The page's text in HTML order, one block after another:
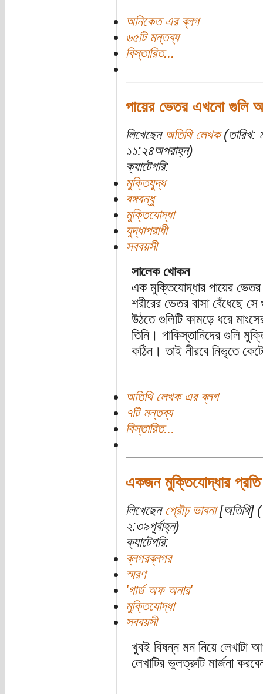
অনিকেত এর ব্লগ
৬৫টি মন্তব্য
বিস্তারিত...
পায়ের ভেতর এখনো গুলি
লিখেছেন অতিথি লেখক(তারিখ:
১১:২৪অপরাহ্ন)
ক্যাটেগরি:
মুক্তিযুদ্ধ
বঙ্গবন্ধু
মুক্তিযোদ্ধা
যুদ্ধাপরাধী
সববয়সী
সালেক খোকন
এক মুক্তিযোদ্ধার পায়ের
শরীরের ভেতর বাসা বেঁধেছে
উঠতে গুলিটি কামড়ে ধরে
তিনি। পাকিস্তানিদের গুলি
কঠিন। তাই নীরবে নিভৃতে
অতিথি লেখক এর ব্লগ
৭টি মন্তব্য
বিস্তারিত...
একজন মুক্তিযোদ্ধার প্রতি
লিখেছেন প্রৌঢ় ভাবনা[অতিথি]
২:৩৯পূর্বাহ্ন)
ক্যাটেগরি:
ব্লগরব্লগর
স্মরণ
'গার্ড অফ অনার'
মুক্তিযোদ্ধা
সববয়সী
খুবই বিষন্ন মন নিয়ে লেখাটা
লেখাটির ভুলত্রুটি মার্জনা